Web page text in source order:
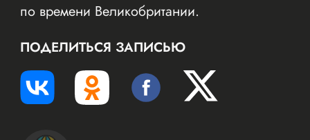
по времени Великобритании.
ПОДЕЛИТЬСЯ ЗАПИСЬЮ